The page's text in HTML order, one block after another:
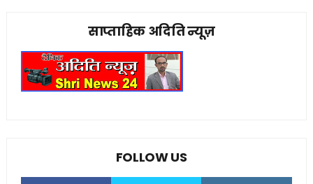
साप्ताहिक अदिति न्यूज़
FOLLOW US